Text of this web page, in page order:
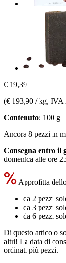
€ 19,39
(€ 193,90 / kg, IVA
Contenuto: 100 g
Ancora 8 pezzi in
Consegna entro il
domenica alle ore
Approfitta
da 2 pezzi
da 3 pezzi
da 6 pezzi
Di questo articolo
altri! La data di
ordinati più pezzi.